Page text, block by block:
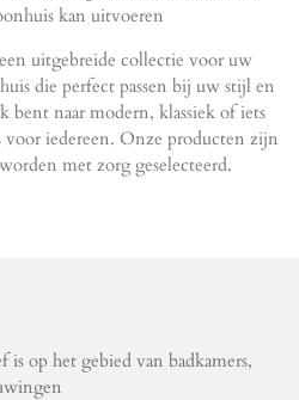
kan uitvoeren
uitgebreide collectie voor uw
die perfect passen bij uw stijl en
bent naar modern, klassiek of iets
voor iedereen. Onze producten zijn
met zorg geselecteerd.
op het gebied van badkamers,